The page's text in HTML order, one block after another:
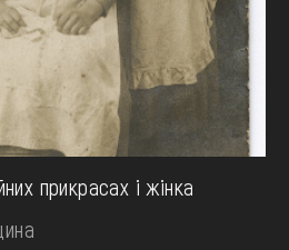
прикрасах і жінка